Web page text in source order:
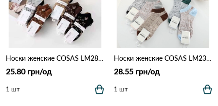
Носки женские COSAS LM28-40 Різні кольори
25.80 грн/од
1 шт
Носки женские COSAS LM23-27 Різні кольори
28.55 грн/од
1 шт